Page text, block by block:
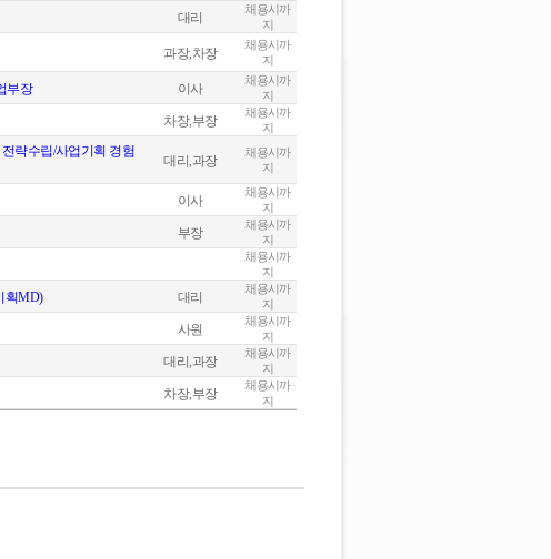
대리
채용시까
지
과장,차장
채용시까
지
부장 이사
채용시까
지
차장,부장
채용시까
지
략수립/사업기획 경험
대리,과장
채용시까
지
이사
채용시까
지
부장
채용시까
지
채용시까
지
획MD) 대리
채용시까
지
사원
채용시까
지
대리,과장
채용시까
지
차장,부장
채용시까
지